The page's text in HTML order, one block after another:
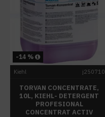
-14 %
Kiehl j250710
TORVAN CONCENTRATE,
10L, KIEHL- DETERGENT
PROFESIONAL
CONCENTRAT ACTIV